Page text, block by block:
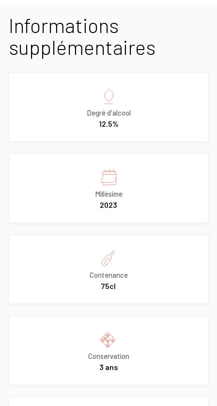
Informations
supplémentaires
Degré d'alcool
12.5%
Millésime
2023
Contenance
75cl
Conservation
3 ans